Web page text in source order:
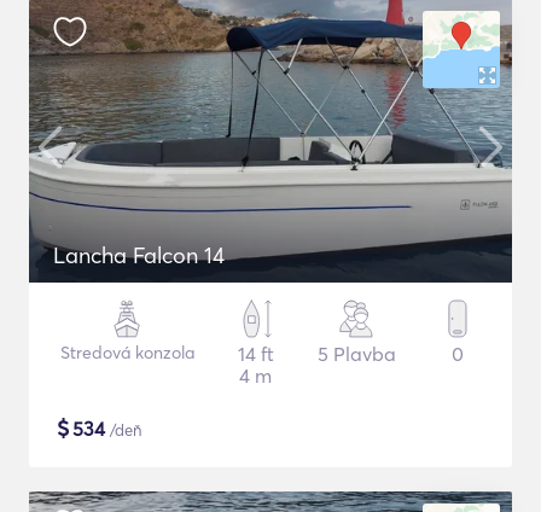
Lancha Falcon 14
Stredová konzola
14 ft
4 m
5 Plavba 0
$534/deň